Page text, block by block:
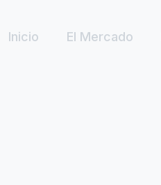
Inicio El Mercado